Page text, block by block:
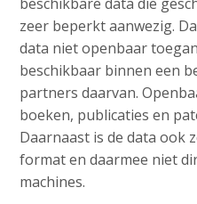
beschikbare data die
zeer beperkt aanwezig.
data niet openbaar
beschikbaar binnen een
partners daarvan.
boeken, publicaties en
Daarnaast is de data ook
format en daarmee niet
machines.